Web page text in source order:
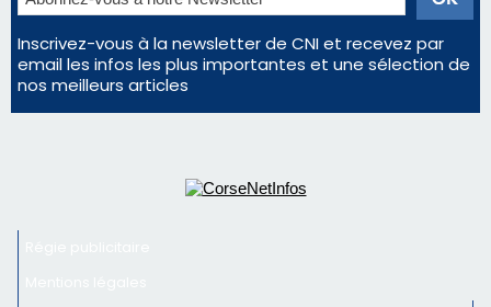
Nous contacter
© 2026 corsenetinfos